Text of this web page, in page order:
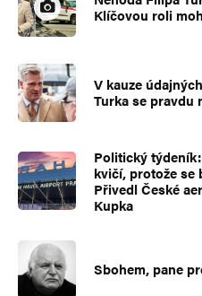
Klíčovou roli
V kauze
Turka se pravdu
Politický
kvičí, protože se
Přivedl České
Kupka
Sbohem, pane